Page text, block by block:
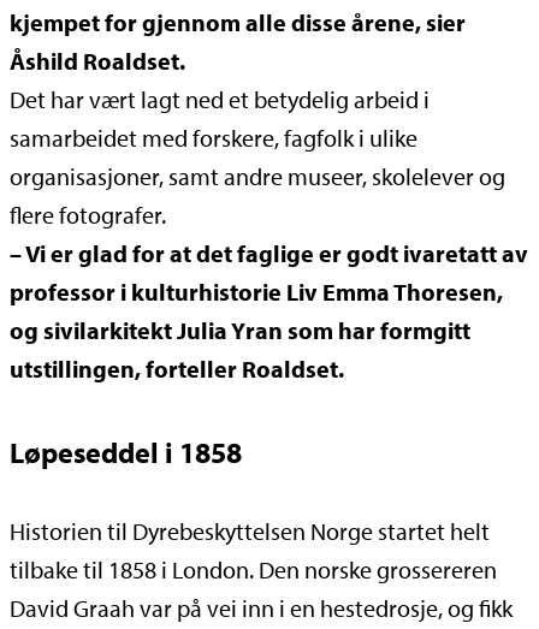
kjempet for gjennom alle disse årene, sier
Åshild Roaldset.
Det har vært lagt ned et betydelig arbeid i
samarbeidet med forskere, fagfolk i ulike
organisasjoner, samt andre museer, skolelever og
flere fotografer.
– Vi er glad for at det faglige er godt ivaretatt av
professor i kulturhistorie Liv Emma Thoresen,
og sivilarkitekt Julia Yran som har formgitt
utstillingen, forteller Roaldset.
Løpeseddel i 1858
Historien til Dyrebeskyttelsen Norge startet helt
tilbake til 1858 i London. Den norske grossereren
David Graah var på vei inn i en hestedrosje, og fikk